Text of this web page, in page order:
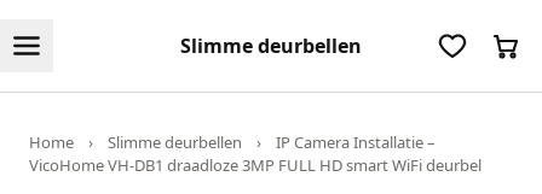
Slimme deurbellen
Home › Slimme deurbellen ›
IP Camera Installatie –
VicoHome VH-DB1 draadloze 3MP FULL HD smart WiFi deurbel